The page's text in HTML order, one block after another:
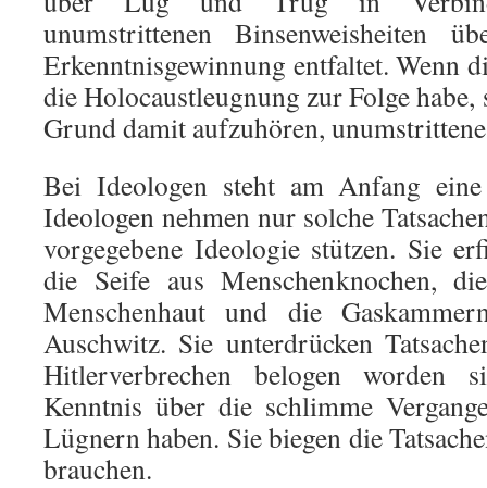
unumstrittenen Binsenweisheiten
Erkenntnisgewinnung entfaltet. Wenn
die Holocaustleugnung zur Folge
Grund damit aufzuhören,
Bei Ideologen steht am Anfang
Ideologen nehmen nur solche
vorgegebene Ideologie stützen. Sie
die Seife aus Menschenknochen,
Menschenhaut und die
Auschwitz. Sie unterdrücken
Hitlerverbrechen belogen worden
Kenntnis über die schlimme
Lügnern haben. Sie biegen die
brauchen.